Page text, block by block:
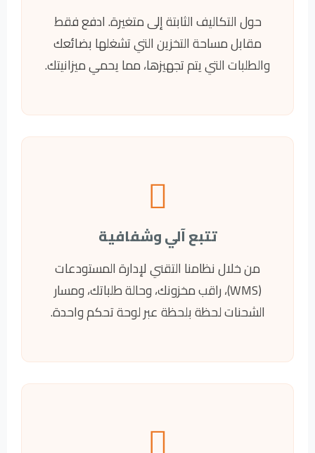
حول التكاليف الثابتة إلى متغيرة. ادفع فقط
مقابل مساحة التخزين التي تشغلها بضائعك
والطلبات التي يتم تجهيزها، مما يحمي ميزانيتك.
تتبع آلي وشفافية
من خلال نظامنا التقني لإدارة المستودعات
(WMS)، راقب مخزونك، وحالة طلباتك، ومسار
الشحنات لحظة بلحظة عبر لوحة تحكم واحدة.